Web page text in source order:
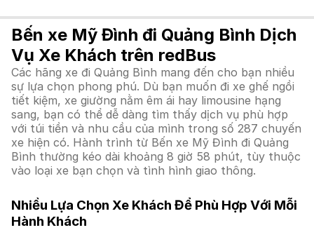
Bến xe Mỹ Đình đi Quảng Bình Dịch
Vụ Xe Khách trên redBus
Các hãng xe đi Quảng Bình mang đến cho bạn nhiều
sự lựa chọn phong phú. Dù bạn muốn đi xe ghế ngồi
tiết kiệm, xe giường nằm êm ái hay limousine hạng
sang, bạn có thể dễ dàng tìm thấy dịch vụ phù hợp
với túi tiền và nhu cầu của mình trong số 287 chuyến
xe hiện có. Hành trình từ Bến xe Mỹ Đình đi Quảng
Bình thường kéo dài khoảng 8 giờ 58 phút, tùy thuộc
vào loại xe bạn chọn và tình hình giao thông.
Nhiều Lựa Chọn Xe Khách Để Phù Hợp Với Mỗi
Hành Khách